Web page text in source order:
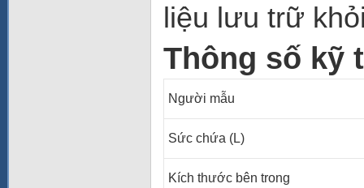
liệu lưu trữ
Thông số kỹ
Người mẫu
Sức chứa (L)
Kích thước bên trong